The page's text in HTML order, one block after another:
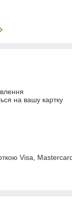
на вашу картку
Visa,